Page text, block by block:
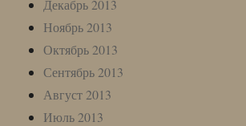
Декабрь 2013
Ноябрь 2013
Октябрь 2013
Сентябрь 2013
Август 2013
Июль 2013